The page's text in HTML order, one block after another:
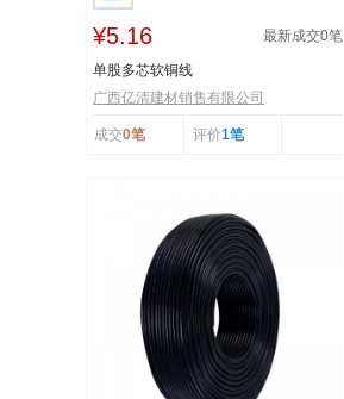
¥5.16 最新成交0笔
单股多芯软铜线
广西亿清建材销售有限公司
成交0笔 评价1笔